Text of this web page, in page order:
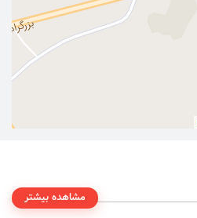
مشاهده بیشتر